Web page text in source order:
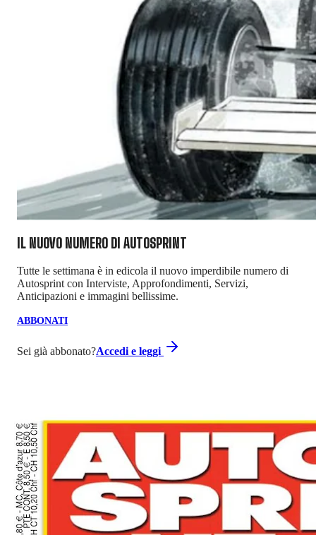
IL NUOVO NUMERO DI AUTOSPRINT
Tutte le settimana è in edicola il nuovo imperdibile numero di
Autosprint con Interviste, Approfondimenti, Servizi,
Anticipazioni e immagini bellissime.
ABBONATI
Sei già abbonato?Accedi e leggi